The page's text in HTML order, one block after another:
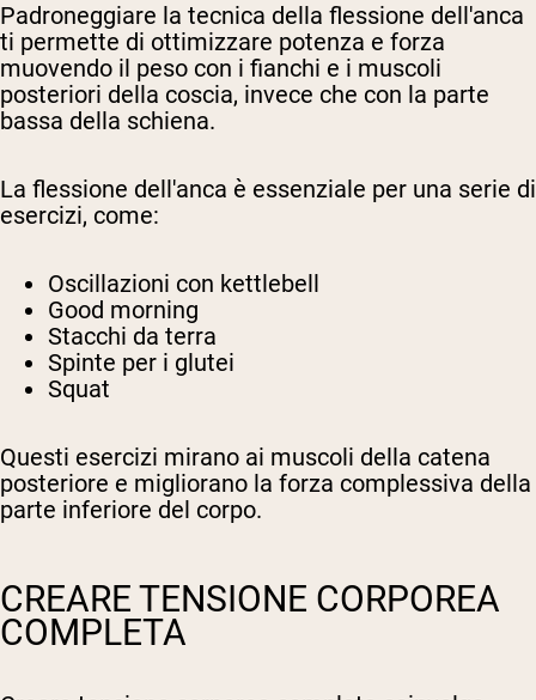
Padroneggiare la tecnica della flessione dell'anca
ti permette di ottimizzare potenza e forza
muovendo il peso con i fianchi e i muscoli
posteriori della coscia, invece che con la parte
bassa della schiena.
La flessione dell'anca è essenziale per una serie di
esercizi, come:
Oscillazioni con kettlebell
Good morning
Stacchi da terra
Spinte per i glutei
Squat
Questi esercizi mirano ai muscoli della catena
posteriore e migliorano la forza complessiva della
parte inferiore del corpo.
CREARE TENSIONE CORPOREA
COMPLETA